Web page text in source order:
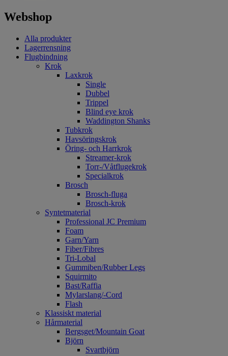
Webshop
Alla produkter
Lagerrensning
Flugbindning
Krok
Laxkrok
Single
Dubbel
Trippel
Blind eye krok
Waddington Shanks
Tubkrok
Havsöringskrok
Öring- och Harrkrok
Streamer-krok
Torr-/Våtflugekrok
Specialkrok
Brosch
Brosch-fluga
Brosch-krok
Syntetmaterial
Professional JC Premium
Foam
Garn/Yarn
Fiber/Fibres
Tri-Lobal
Gummiben/Rubber Legs
Squirmito
Bast/Raffia
Mylarslang/-Cord
Flash
Klassiskt material
Hårmaterial
Bergsget/Mountain Goat
Björn
Svartbjörn